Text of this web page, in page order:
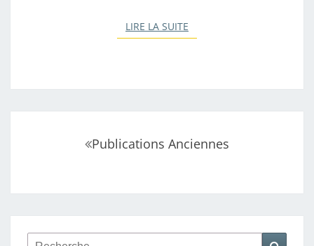
LIRE LA SUITE
Publications Anciennes
Rechercher :